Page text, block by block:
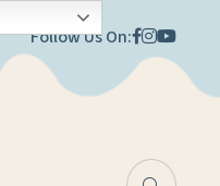
Follow Us On: